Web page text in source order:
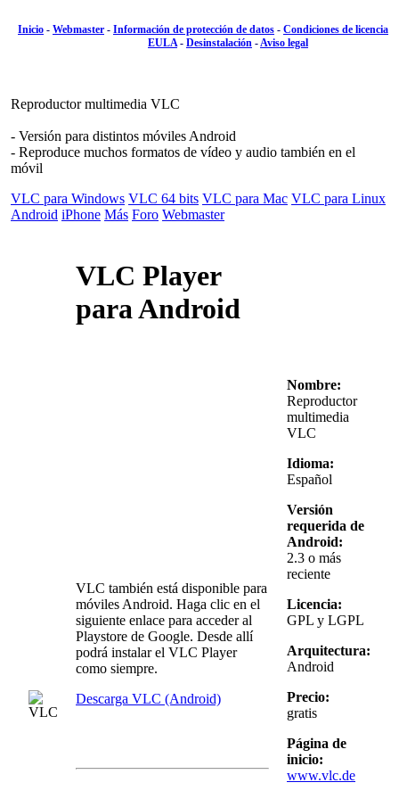
Inicio - Webmaster - Información de protección de datos - Condiciones de licencia
EULA- Desinstalación -Aviso legal
Reproductor multimedia VLC
- Versión para distintos móviles Android
- Reproduce muchos formatos de vídeo y audio también en el
móvil
VLC para Windows VLC 64 bits VLC para Mac VLC para Linux
Android iPhone Más Foro Webmaster
VLC Player
para Android
VLC también está disponible para
móviles Android. Haga clic en el
siguiente enlace para acceder al
Playstore de Google. Desde allí
podrá instalar el VLC Player
como siempre.
Descarga VLC (Android)
Nombre:
Reproductor
multimedia
VLC
Idioma:
Español
Versión
requerida de
Android:
2.3 o más
reciente
Licencia:
GPL y LGPL
Arquitectura:
Android
Precio:
gratis
Página de
inicio:
www.vlc.de